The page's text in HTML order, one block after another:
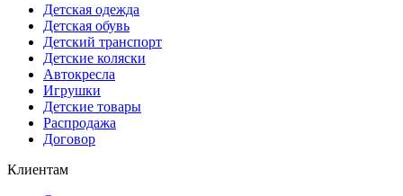
Детская одежда
Детская обувь
Детский транспорт
Детские коляски
Автокресла
Игрушки
Детские товары
Распродажа
Договор
Клиентам